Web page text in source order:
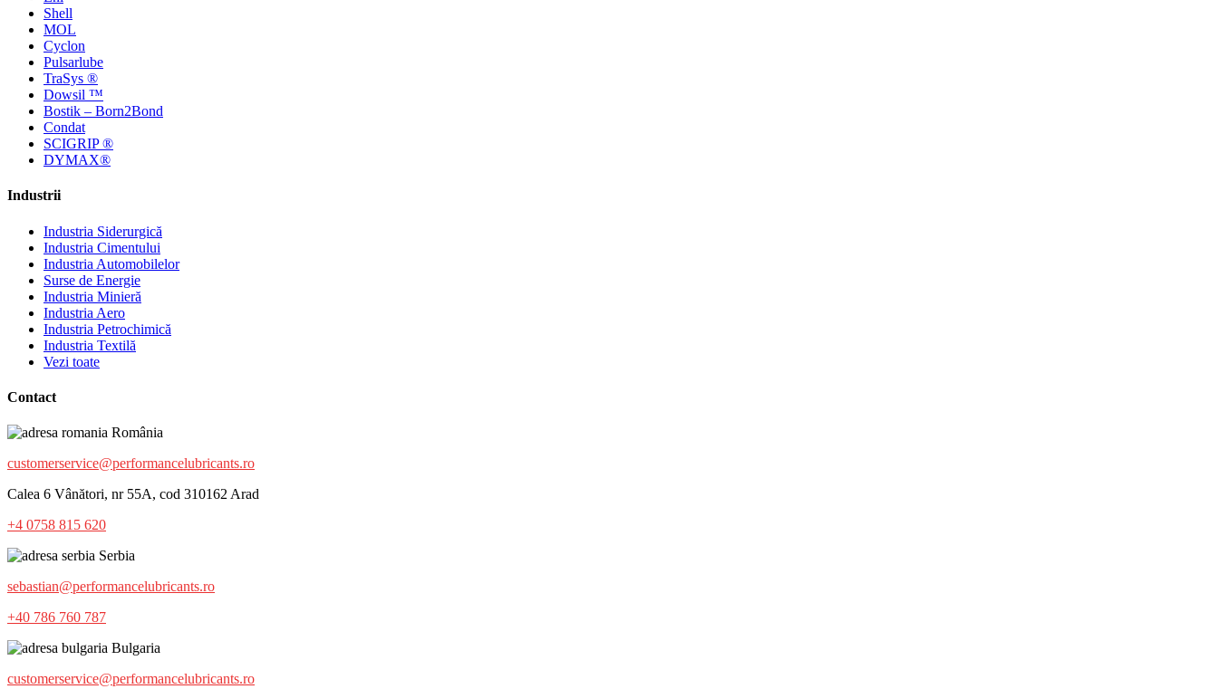
Shell
MOL
Cyclon
Pulsarlube
TraSys ®
Dowsil ™
Bostik – Born2Bond
Condat
SCIGRIP ®
DYMAX®
Industrii
Industria Siderurgică
Industria Cimentului
Industria Automobilelor
Surse de Energie
Industria Minieră
Industria Aero
Industria Petrochimică
Industria Textilă
Vezi toate
Contact
România
customerservice@performancelubricants.ro
Calea 6 Vânători, nr 55A, cod 310162 Arad
+4 0758 815 620
Serbia
sebastian@performancelubricants.ro
+40 786 760 787
Bulgaria
customerservice@performancelubricants.ro